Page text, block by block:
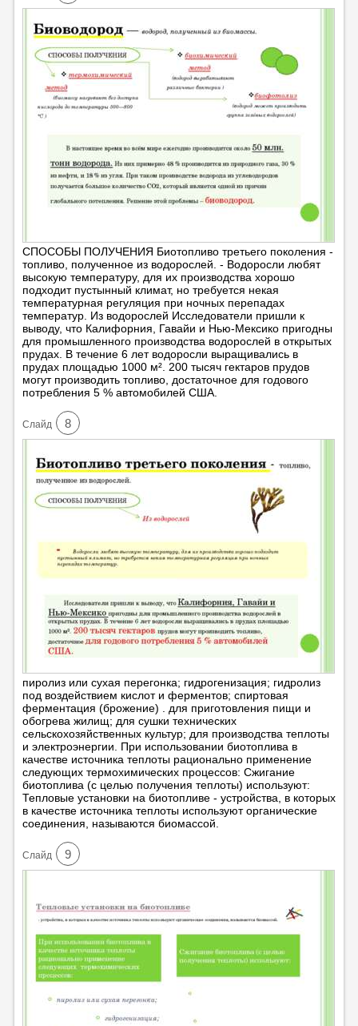
СПОСОБЫ ПОЛУЧЕНИЯ Биотопливо третьего поколения -
топливо, полученное из водорослей. - Водоросли любят
высокую температуру, для их производства хорошо
подходит пустынный климат, но требуется некая
температурная регуляция при ночных перепадах
температур. Из водорослей Исследователи пришли к
выводу, что Калифорния, Гавайи и Нью-Мексико пригодны
для промышленного производства водорослей в открытых
прудах. В течение 6 лет водоросли выращивались в
прудах площадью 1000 м². 200 тысяч гектаров прудов
могут производить топливо, достаточное для годового
потребления 5 % автомобилей США.
Cлайд 8
пиролиз или сухая перегонка; гидрогенизация; гидролиз
под воздействием кислот и ферментов; спиртовая
ферментация (брожение) . для приготовления пищи и
обогрева жилищ; для сушки технических
сельскохозяйственных культур; для производства теплоты
и электроэнергии. При использовании биотоплива в
качестве источника теплоты рационально применение
следующих термохимических процессов: Сжигание
биотоплива (с целью получения теплоты) используют:
Тепловые установки на биотопливе - устройства, в которых
в качестве источника теплоты используют органические
соединения, называются биомассой.
Cлайд 9